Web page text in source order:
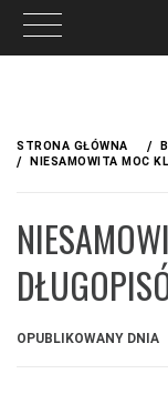
treściSTRONA GŁÓWNA
NIESAMOWITA MOC
OPUBLIKOWANY DNIA